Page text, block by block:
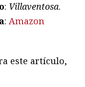
: Villaventosa.
: Amazon
este artículo,